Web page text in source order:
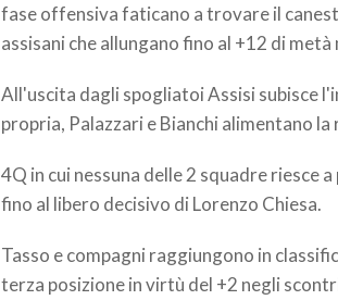
fase offensiva faticano a trovare il
assisani che allungano fino al +12 di
All'uscita dagli spogliatoi Assisi subisce
propria, Palazzari e Bianchi alimentano
4Q in cui nessuna delle 2 squadre riesce
fino al libero decisivo di Lorenzo Chiesa.
Tasso e compagni raggiungono in
terza posizione in virtù del +2 negli